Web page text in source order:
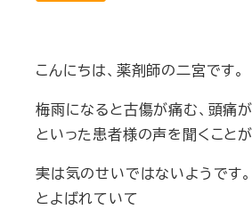
こんにちは、薬剤師の二宮です。
梅雨になると古傷が痛む、頭痛
といった患者様の声を聞くこと
実は気のせいではないようです。
とよばれていて